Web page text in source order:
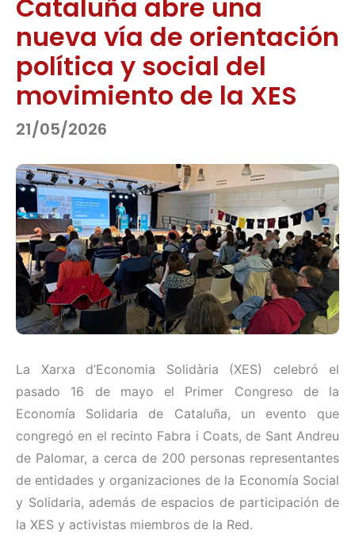
Cataluña abre una
nueva vía de orientación
política y social del
movimiento de la XES
21/05/2026
La Xarxa d’Economia Solidària (XES) celebró el
pasado 16 de mayo el Primer Congreso de la
Economía Solidaria de Cataluña, un evento que
congregó en el recinto Fabra i Coats, de Sant Andreu
de Palomar, a cerca de 200 personas representantes
de entidades y organizaciones de la Economía Social
y Solidaria, además de espacios de participación de
la XES y activistas miembros de la Red.